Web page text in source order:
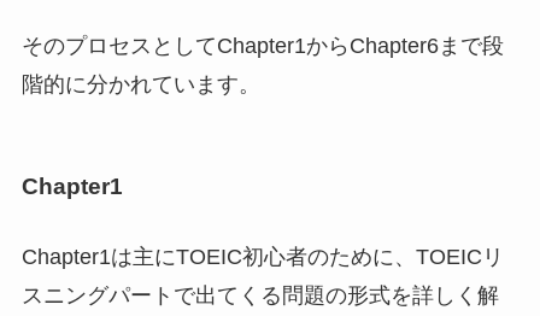
そのプロセスとしてChapter1からChapter6まで段
階的に分かれています。
Chapter1
Chapter1は主にTOEIC初心者のために、TOEICリ
スニングパートで出てくる問題の形式を詳しく解